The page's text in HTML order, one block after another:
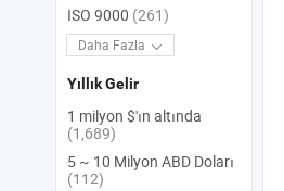
ISO 9000 (261)
Daha Fazla
Yıllık Gelir
1 milyon $'ın altında
(1,689)
5 ~ 10 Milyon ABD Doları
(112)